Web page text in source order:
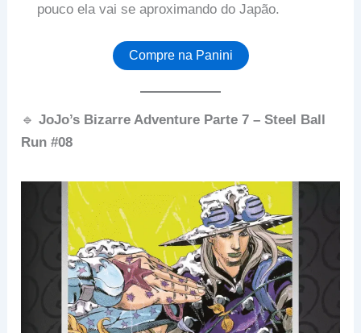
pouco ela vai se aproximando do Japão.
Compre na Panini
🔹JoJo’s Bizarre Adventure Parte 7 – Steel Ball
Run #08